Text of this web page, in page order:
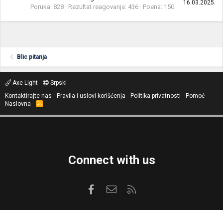
16.03.2025.
Poruka 828 Rezultat reagovanja 436 Poena 150
Blic pitanja
Axe Light
Srpski
Kontaktirajte nas
Pravila i uslovi korišćenja Politika privatnosti
Pomoć
Naslovna
R
S
Connect with us
FacebookKontaktirajte nas